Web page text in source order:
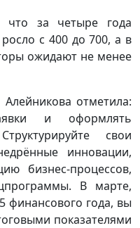
что за четыре года
с 400 до 700, а в
ожидают не менее
отметила:
и оформлять
свои
инновации,
бизнес-процессов,
В марте,
финансового года, вы
показателями